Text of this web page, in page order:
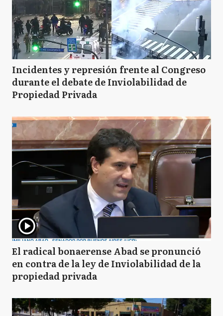
Incidentes y represión frente al Congreso
durante el debate de Inviolabilidad de
Propiedad Privada
El radical bonaerense Abad se pronunció
en contra de la ley de Inviolabilidad de la
propiedad privada